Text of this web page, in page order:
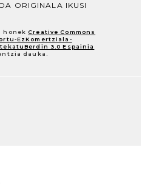
ORIGINALA IKUSI
honek Creative Commons
EzKomertziala-
3.0 Espainia
dauka.